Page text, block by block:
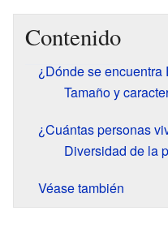
Contenido
¿Dónde se encuentra
Tamaño y
¿Cuántas personas
Diversidad de la
Véase también